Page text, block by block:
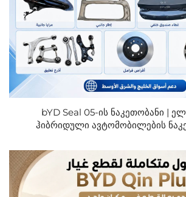
bYD Seal 05-ის ნაკეთობანი |
ჰიბრიდული ავტომობილების